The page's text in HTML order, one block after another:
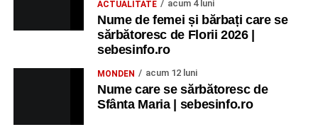
ACTUALITATE acum 4 luni
Nume de femei și bărbați care se
sărbătoresc de Florii 2026 |
sebesinfo.ro
MONDEN acum 12 luni
Nume care se sărbătoresc de
Sfânta Maria | sebesinfo.ro